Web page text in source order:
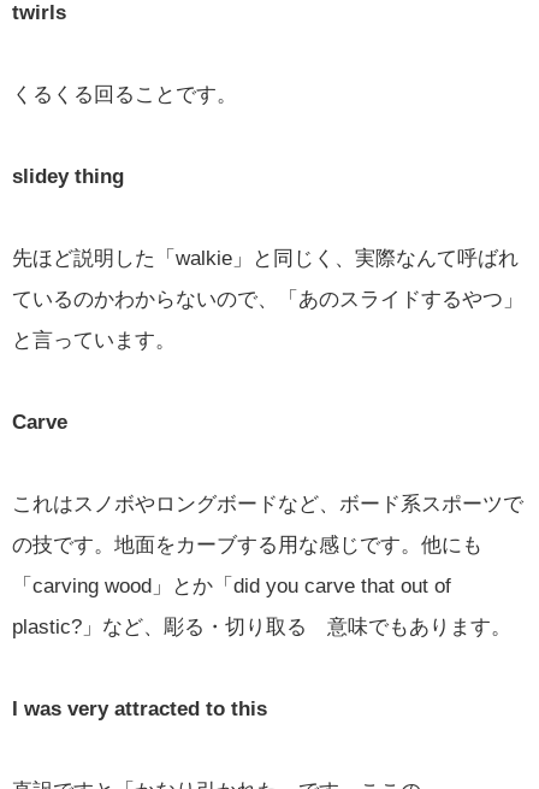
twirls
くるくる回ることです。
slidey thing
先ほど説明した「walkie」と同じく、実際なんて呼ばれ
ているのかわからないので、「あのスライドするやつ」
と言っています。
Carve
これはスノボやロングボードなど、ボード系スポーツで
の技です。地面をカーブする用な感じです。他にも
「carving wood」とか「did you carve that out of
plastic?」など、彫る・切り取る 意味でもあります。
I was very attracted to this